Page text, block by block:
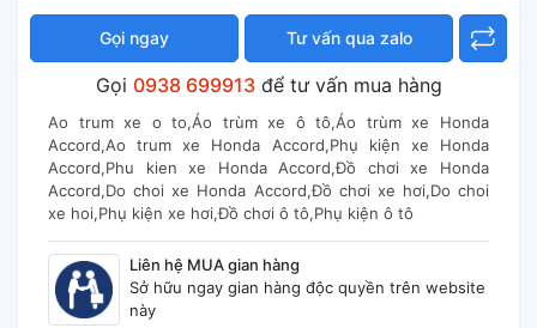
Gọi ngay Tư vấn qua zalo
Gọi 0938 699913để tư vấn mua hàng
Ao trum xe o to,Áo trùm xe ô tô,Áo trùm xe Honda
Accord,Ao trum xe Honda Accord,Phụ kiện xe Honda
Accord,Phu kien xe Honda Accord,Đồ chơi xe Honda
Accord,Do choi xe Honda Accord,Đồ chơi xe hơi,Do choi
xe hoi,Phụ kiện xe hơi,Đồ chơi ô tô,Phụ kiện ô tô
Liên hệ MUA gian hàng
Sở hữu ngay gian hàng độc quyền trên website
này